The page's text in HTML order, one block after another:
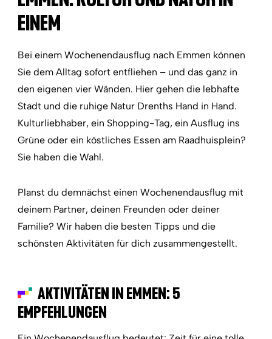
EINEM
Bei einem Wochenendausflug nach Emmen können
Sie dem Alltag sofort entfliehen – und das ganz in
den eigenen vier Wänden. Hier gehen die lebhafte
Stadt und die ruhige Natur Drenths Hand in Hand.
Kulturliebhaber, ein Shopping-Tag, ein Ausflug ins
Grüne oder ein köstliches Essen am Raadhuisplein?
Sie haben die Wahl.
Planst du demnächst einen Wochenendausflug mit
deinem Partner, deinen Freunden oder deiner
Familie? Wir haben die besten Tipps und die
schönsten Aktivitäten für dich zusammengestellt.
AKTIVITÄTEN IN EMMEN: 5
EMPFEHLUNGEN